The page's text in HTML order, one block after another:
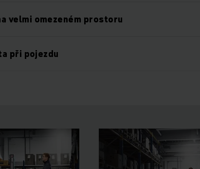
velmi omezeném prostoru
při pojezdu